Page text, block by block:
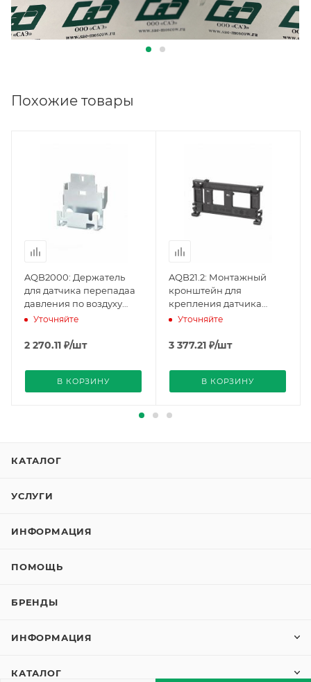
Похожие товары
AQB2000: Держатель
для датчика перепадаа
давления по воздуху
серии qbm
Уточняйте
2 270.11 ₽/шт
В КОРЗИНУ
AQB21.2: Монтажный
кронштейн для
крепления датчика
перепадаа давления по
DIN рейку (BPZ:AQB21.2),
Уточняйте
3 377.21 ₽/шт
В КОРЗИНУ
КАТАЛОГ
УСЛУГИ
ИНФОРМАЦИЯ
ПОМОЩЬ
БРЕНДЫ
ИНФОРМАЦИЯ
КАТАЛОГ